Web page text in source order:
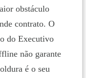
obstáculo
contrato. O
do Executivo
não garante
é o seu